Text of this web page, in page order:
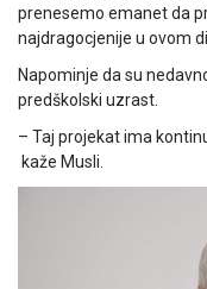
prenesemo emanet da
najdragocjenije u ovom
Napominje da su
predškolski uzrast.
– Taj projekat ima
kaže Musli.